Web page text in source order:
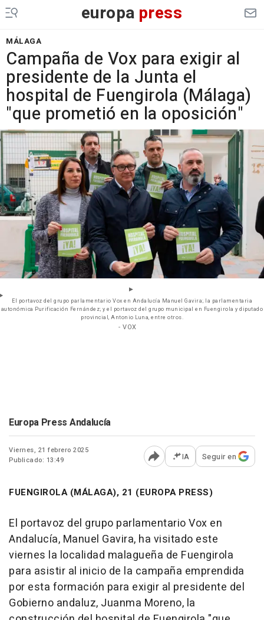
europa press
MÁLAGA
Campaña de Vox para exigir al
presidente de la Junta el
hospital de Fuengirola (Málaga)
"que prometió en la oposición"
El portavoz del grupo parlamentario Vox en Andalucía Manuel Gavira; la parlamentaria
autonómica Purificación Fernández; y el portavoz del grupo municipal en Fuengirola y diputado
provincial, Antonio Luna, entre otros.
- VOX
Europa Press Andalucía
Viernes, 21 febrero 2025
Publicado: 13:49
Abrir opciones para
IA Seguir en
FUENGIROLA (MÁLAGA), 21 (EUROPA PRESS)
El portavoz del grupo parlamentario Vox en
Andalucía, Manuel Gavira, ha visitado este
viernes la localidad malagueña de Fuengirola
para asistir al inicio de la campaña emprendida
por esta formación para exigir al presidente del
Gobierno andaluz, Juanma Moreno, la